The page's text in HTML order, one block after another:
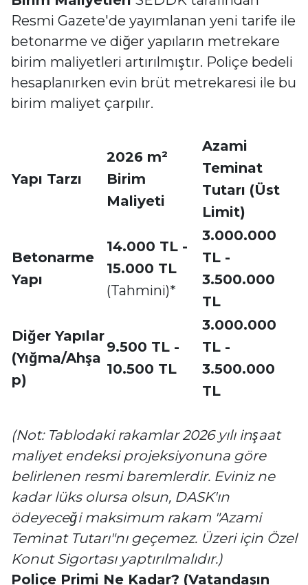
Resmi Gazete'de yayımlanan yeni tarife ile
betonarme ve diğer yapıların metrekare
birim maliyetleri artırılmıştır. Poliçe bedeli
hesaplanırken evin brüt metrekaresi ile bu
birim maliyet çarpılır.
Yapı Tarzı
2026 m²
Birim
Maliyeti
Azami
Teminat
Tutarı (Üst
Limit)
Betonarme
Yapı
14.000 TL -
15.000 TL
(Tahmini)*
3.000.000
TL -
3.500.000
TL
Diğer Yapılar
(Yığma/Ahşa
p)
9.500 TL -
10.500 TL
3.000.000
TL -
3.500.000
TL
(Not: Tablodaki rakamlar 2026 yılı inşaat
maliyet endeksi projeksiyonuna göre
belirlenen resmi baremlerdir. Eviniz ne
kadar lüks olursa olsun, DASK'ın
ödeyeceği maksimum rakam "Azami
Teminat Tutarı"nı geçemez. Üzeri için Özel
Konut Sigortası yaptırılmalıdır.)
Poliçe Primi Ne Kadar? (Vatandaşın